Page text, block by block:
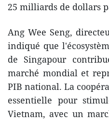
25 milliards de dollars
Ang Wee Seng,
indiqué que
de Singapour
marché mondial et
PIB national. La
essentielle pour
Vietnam, avec un